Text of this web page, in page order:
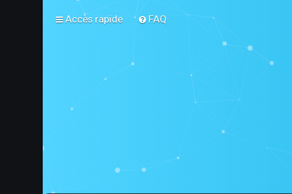
Accès rapide FAQ